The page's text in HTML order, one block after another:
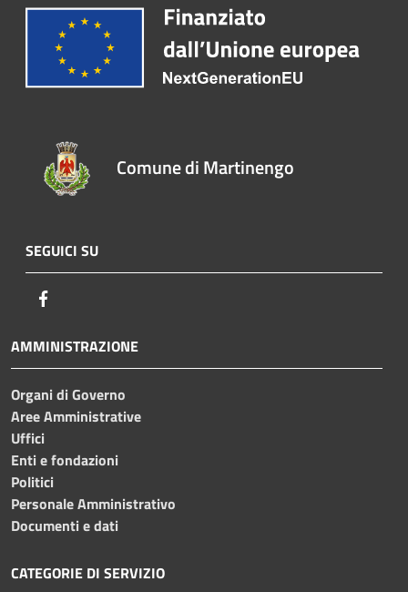
Comune di Martinengo
SEGUICI SU
AMMINISTRAZIONE
Organi di Governo
Aree Amministrative
Uffici
Enti e fondazioni
Politici
Personale Amministrativo
Documenti e dati
CATEGORIE DI SERVIZIO